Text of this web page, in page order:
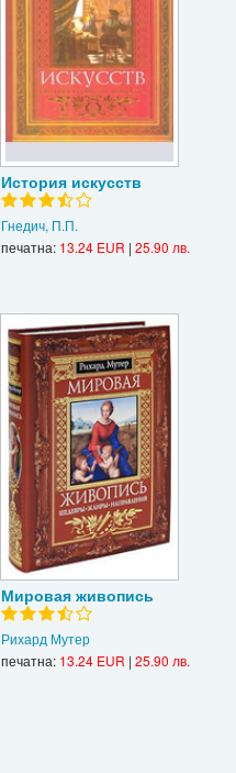
История искусств
Гнедич, П.П.
печатна: 13.24 EUR | 25.90 лв.
Мировая живопись
Рихард Мутер
печатна: 13.24 EUR | 25.90 лв.